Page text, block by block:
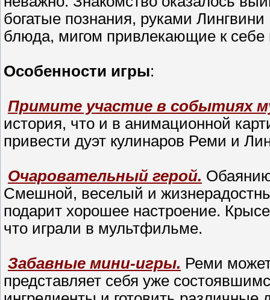
богатые познания, руками
блюда, мигом привлекающие к себе
Особенности игры:
Примите участие в событиях
история, что и в анимационной
привести дуэт кулинаров Реми и
Очаровательный герой.
Смешной, веселый и
подарит хорошее настроение.
что играли в мультфильме.
Забавные мини-игры. Реми
представляет себя уже